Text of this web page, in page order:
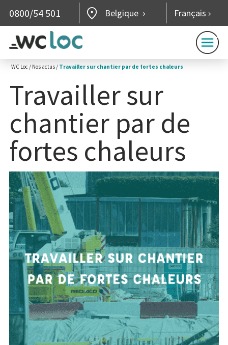
0800/54 501 Belgique Français
WC Loc / Nos actus / Travailler sur chantier par de fortes chaleurs
Travailler sur
chantier par de
fortes chaleurs